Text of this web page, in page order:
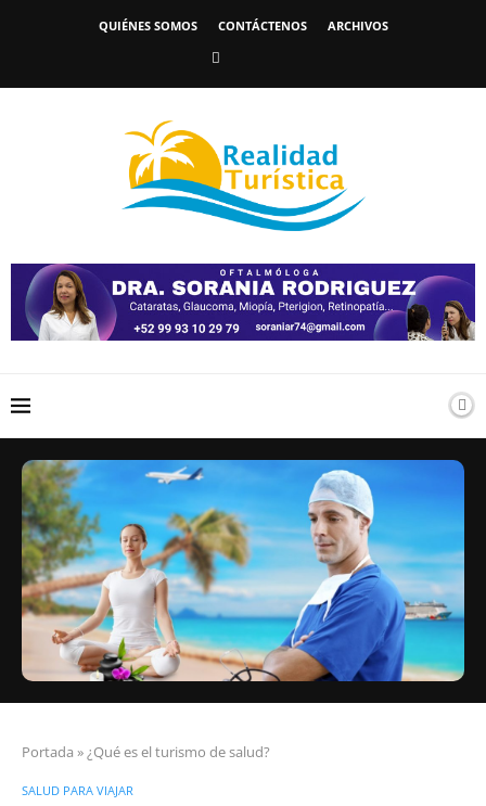
QUIÉNES SOMOS CONTÁCTENOS ARCHIVOS
Portada »¿Qué es el turismo de salud?
SALUD PARA VIAJAR